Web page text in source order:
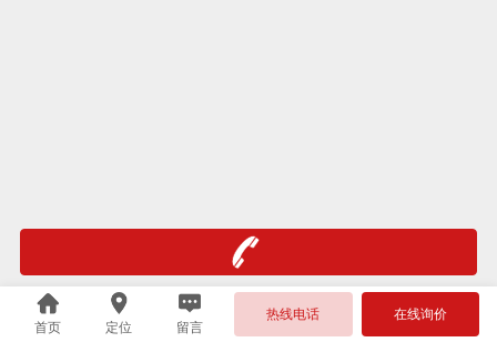
首页 定位 留言
热线电话 在线询价